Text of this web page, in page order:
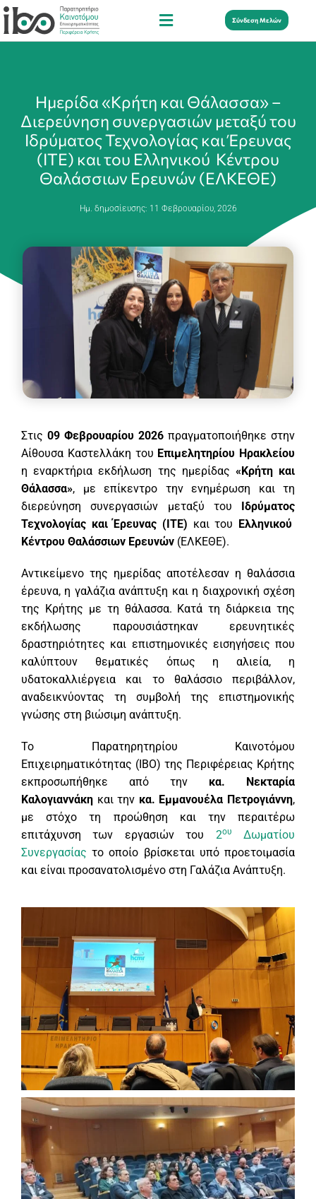
Σύνδεση Μελών
Ημερίδα «Κρήτη και Θάλασσα» –
Διερεύνηση συνεργασιών μεταξύ του
Ιδρύματος Τεχνολογίας και Έρευνας
(ΙΤΕ) και του Ελληνικού Κέντρου
Θαλάσσιων Ερευνών (ΕΛΚΕΘΕ)
Ημ. δημοσίευσης: 11 Φεβρουαρίου, 2026
Στις 09 Φεβρουαρίου 2026 πραγματοποιήθηκε στην
Αίθουσα Καστελλάκη του Επιμελητηρίου Ηρακλείου
η εναρκτήρια εκδήλωση της ημερίδας «Κρήτη και
Θάλασσα», με επίκεντρο την ενημέρωση και τη
διερεύνηση συνεργασιών μεταξύ του Ιδρύματος
Τεχνολογίας και Έρευνας (ΙΤΕ) και του
Ελληνικού
Κέντρου Θαλάσσιων Ερευνών (ΕΛΚΕΘΕ).
Αντικείμενο της ημερίδας αποτέλεσαν η θαλάσσια
έρευνα, η γαλάζια ανάπτυξη και η διαχρονική σχέση
της Κρήτης με τη θάλασσα. Κατά τη διάρκεια της
εκδήλωσης παρουσιάστηκαν ερευνητικές
δραστηριότητες και επιστημονικές εισηγήσεις που
καλύπτουν θεματικές όπως η αλιεία, η
υδατοκαλλιέργεια και το θαλάσσιο περιβάλλον,
αναδεικνύοντας τη συμβολή της επιστημονικής
γνώσης στη βιώσιμη ανάπτυξη.
Το Παρατηρητηρίου Καινοτόμου
Επιχειρηματικότητας (IBO) της Περιφέρειας Κρήτης
εκπροσωπήθηκε από την κα. Νεκταρία
Καλογιαννάκη και την κα. Εμμανουέλα Πετρογιάννη,
με στόχο τη προώθηση και την περαιτέρω
επιτάχυνση των εργασιών του 2ου
Δωματίου
Συνεργασίας το οποίο βρίσκεται υπό προετοιμασία
και είναι προσανατολισμένο στη Γαλάζια Ανάπτυξη.